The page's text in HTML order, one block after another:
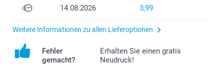
14.08.2026 3,99
Weitere Informationen zu allen Lieferoptionen
Fehler
gemacht?
Erhalten Sie einen gratis
Neudruck!